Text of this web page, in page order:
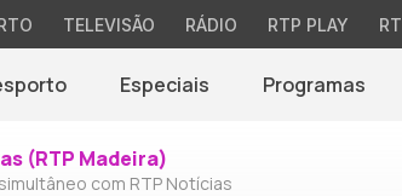
TELEVISÃO RÁDIO RTP PLAY
Especiais Programas
(RTP Madeira)
com RTP Notícias